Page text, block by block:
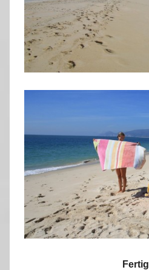
Fertig